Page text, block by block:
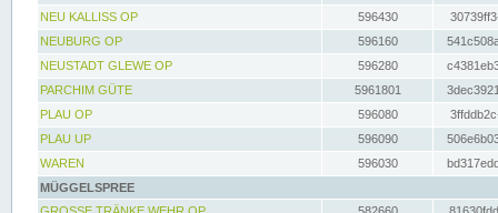
NEU KALLISS OP
596430
NEUBURG OP
596160
NEUSTADT GLEWE OP
596280
PARCHIM GÜTE
5961801
PLAU OP
596080
PLAU UP
596090
WAREN
596030
MÜGGELSPREE